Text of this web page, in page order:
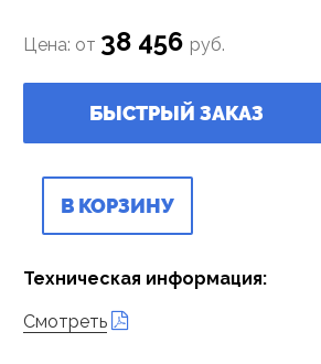
Цена: от 38 456 руб.
БЫСТРЫЙ ЗАКАЗ
В КОРЗИНУ
Техническая информация:
Смотреть